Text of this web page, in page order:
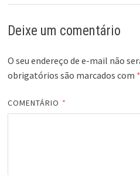
Deixe um comentário
O seu endereço de e-mail não
obrigatórios são marcados com *
COMENTÁRIO *